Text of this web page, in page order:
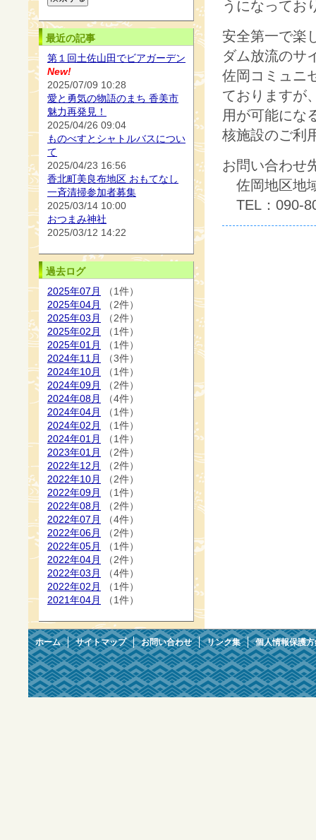
うになってお
安全第一で楽
ダム放流のサ
佐岡コミュニ
ておりますが
用が可能にな
核施設のご利
お問い合わせ
佐岡地区地
TEL：090-
最近の記事
第１回土佐山田でビアガーデン
New!
2025/07/09 10:28
愛と勇気の物語のまち 香美市
魅力再発見！
2025/04/26 09:04
ものべすとシャトルバスについ
て
2025/04/23 16:56
香北町美良布地区 おもてなし
一斉清掃参加者募集
2025/03/14 10:00
おつまみ神社
2025/03/12 14:22
過去ログ
2025年07月
（1件）
2025年04月
（2件）
2025年03月
（2件）
2025年02月
（1件）
2025年01月
（1件）
2024年11月
（3件）
2024年10月
（1件）
2024年09月
（2件）
2024年08月
（4件）
2024年04月
（1件）
2024年02月
（1件）
2024年01月
（1件）
2023年01月
（2件）
2022年12月
（2件）
2022年10月
（2件）
2022年09月
（1件）
2022年08月
（2件）
2022年07月
（4件）
2022年06月
（2件）
2022年05月
（1件）
2022年04月
（2件）
2022年03月
（4件）
2022年02月
（1件）
2021年04月
（1件）
ホーム サイトマップ お問い合わせ リンク集 個人情報保護